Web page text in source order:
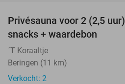
TODAY
Privésauna voor 2 (2,5
snacks + waardebon
´T Koraaltje
Beringen (11 km)
Verkocht: 2